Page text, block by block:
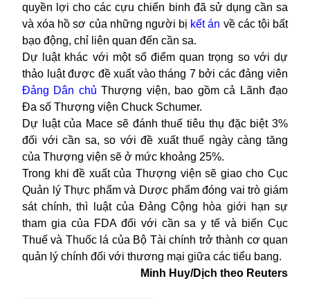
quyền lợi cho các cựu chiến binh đã sử dụng cần sa
và xóa hồ sơ của những người bị kết án về các tội bất
bạo động, chỉ liên quan đến cần sa.
Dự luật khác với một số điểm quan trọng so với dự
thảo luật được đề xuất vào tháng 7 bởi các đảng viên
Đảng Dân chủ Thượng viện, bao gồm cả Lãnh đạo
Đa số Thượng viện Chuck Schumer.
Dự luật của Mace sẽ đánh thuế tiêu thụ đặc biệt 3%
đối với cần sa, so với đề xuất thuế ngày càng tăng
của Thượng viện sẽ ở mức khoảng 25%.
Trong khi đề xuất của Thượng viện sẽ giao cho Cục
Quản lý Thực phẩm và Dược phẩm đóng vai trò giám
sát chính, thì luật của Đảng Cộng hòa giới hạn sự
tham gia của FDA đối với cần sa y tế và biến Cục
Thuế và Thuốc lá của Bộ Tài chính trở thành cơ quan
quản lý chính đối với thương mại giữa các tiểu bang.
Minh Huy/Dịch theo Reuters